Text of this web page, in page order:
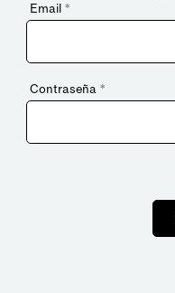
Email *
Contraseña *